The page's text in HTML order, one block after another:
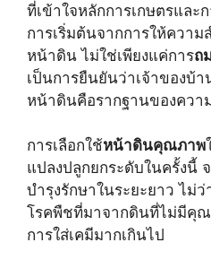
ที่เข้าใจหลักการเกษตรและ
การเริ่มต้นจากการให้ควา
หน้าดิน ไม่ใช่เพียงแค่การถ
เป็นการยืนยันว่าเจ้าของบ้
หน้าดินคือรากฐานของควา
การเลือกใช้หน้าดินคุณภาพ
แปลงปลูกยกระดับในครั้งนี้
บำรุงรักษาในระยะยาว ไม่
โรคพืชที่มาจากดินที่ไม่มีคุ
การใส่เคมีมากเกินไป